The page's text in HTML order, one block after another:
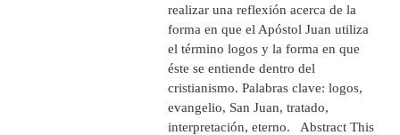
realizar una reflexión acerca de la
forma en que el Apóstol Juan utiliza
el término logos y la forma en que
éste se entiende dentro del
cristianismo. Palabras clave: logos,
evangelio, San Juan, tratado,
interpretación, eterno. Abstract This